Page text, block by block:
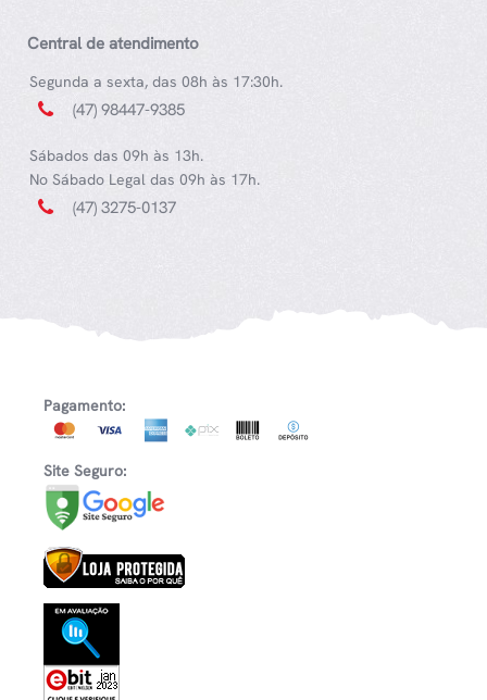
Central de atendimento
Segunda a sexta, das 08h às 17:30h.
(47) 98447-9385
Sábados das 09h às 13h.
No Sábado Legal das 09h às 17h.
(47) 3275-0137
Pagamento:
Site Seguro: